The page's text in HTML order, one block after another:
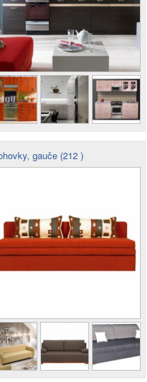
gauče (212 )